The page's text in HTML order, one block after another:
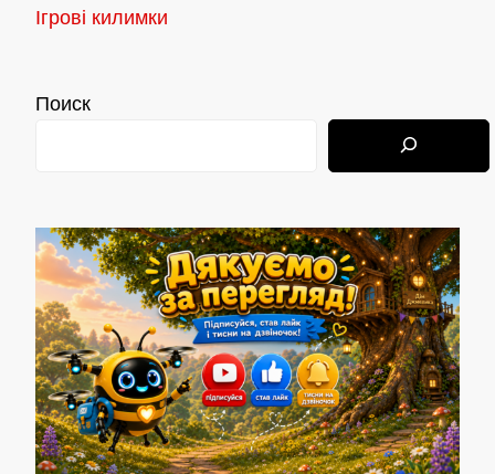
Ігрові килимки
Поиск